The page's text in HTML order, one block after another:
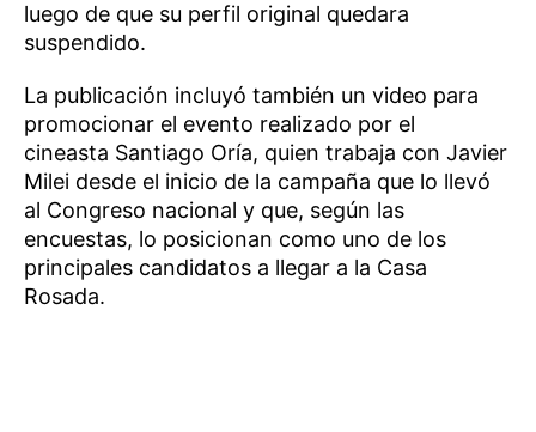
luego de que su perfil original quedara
suspendido.
La publicación incluyó también un video para
promocionar el evento realizado por el
cineasta Santiago Oría, quien trabaja con Javier
Milei desde el inicio de la campaña que lo llevó
al Congreso nacional y que, según las
encuestas, lo posicionan como uno de los
principales candidatos a llegar a la Casa
Rosada.